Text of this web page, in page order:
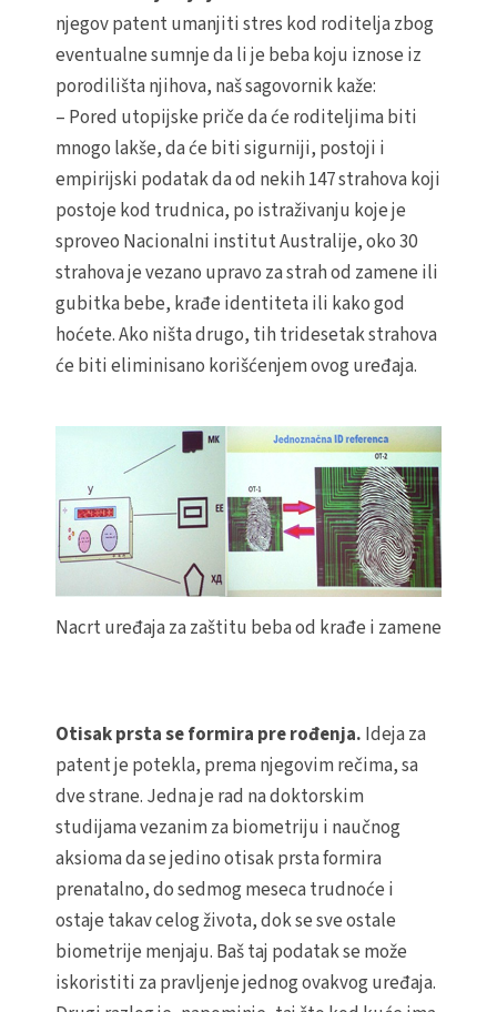
njegov patent umanjiti stres kod roditelja zbog
eventualne sumnje da li je beba koju iznose iz
porodilišta njihova, naš sagovornik kaže:
– Pored utopijske priče da će roditeljima biti
mnogo lakše, da će biti sigurniji, postoji i
empirijski podatak da od nekih 147 strahova koji
postoje kod trudnica, po istraživanju koje je
sproveo Nacionalni institut Australije, oko 30
strahova je vezano upravo za strah od zamene ili
gubitka bebe, krađe identiteta ili kako god
hoćete. Ako ništa drugo, tih tridesetak strahova
će biti eliminisano korišćenjem ovog uređaja.
Nacrt uređaja za zaštitu beba od krađe i zamene
Otisak prsta se formira pre rođenja. Ideja za
patent je potekla, prema njegovim rečima, sa
dve strane. Jedna je rad na doktorskim
studijama vezanim za biometriju i naučnog
aksioma da se jedino otisak prsta formira
prenatalno, do sedmog meseca trudnoće i
ostaje takav celog života, dok se sve ostale
biometrije menjaju. Baš taj podatak se može
iskoristiti za pravljenje jednog ovakvog uređaja.